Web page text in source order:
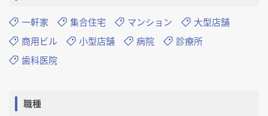
一軒家 集合住宅 マンション
大型店舗
商用ビル
小型店舗 病院
診療所
歯科医院
職種